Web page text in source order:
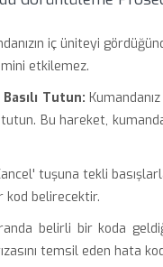
iç üniteyi
etkilemez.
Tutun:
Bu hareket,
tuşuna tekli
kod belirecektir.
belirli bir koda
temsil eden hata